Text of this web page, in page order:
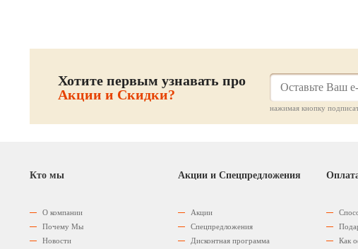
Хотите первым узнавать про
Акции и Скидки?
нажимая кнопку
Кто мы
О компании
Почему Мы
Новости
Акции и Спецпредложения
Акции
Спецпредложения
Дисконтная программа
Как